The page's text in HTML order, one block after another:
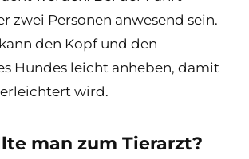
zwei Personen anwesend sein.
den Kopf und den
Hundes leicht anheben, damit
wird.
man zum Tierarzt?